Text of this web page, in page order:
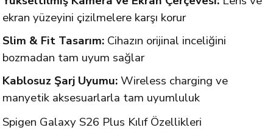
ekran yüzeyini çizilmelere karşı korur
Slim & Fit Tasarım: Cihazın orijinal inceliğini
bozmadan tam uyum sağlar
Kablosuz Şarj Uyumu:Wireless charging ve
manyetik aksesuarlarla tam uyumluluk
Spigen Galaxy S26 Plus Kılıf Özellikleri